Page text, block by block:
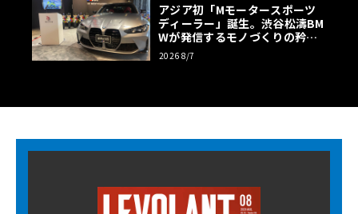
アジア初「Mモータースポーツ
ディーラー」誕生。渋谷松濤BM
Wが発信するモノづくりの矜持
【木下隆之コラム】
2026 8/7